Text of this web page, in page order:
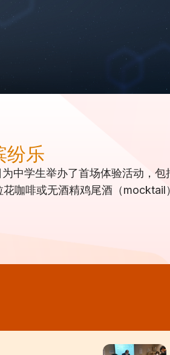
纷乐
中学生举办了首场体验活动，
咖啡或无酒精鸡尾酒（